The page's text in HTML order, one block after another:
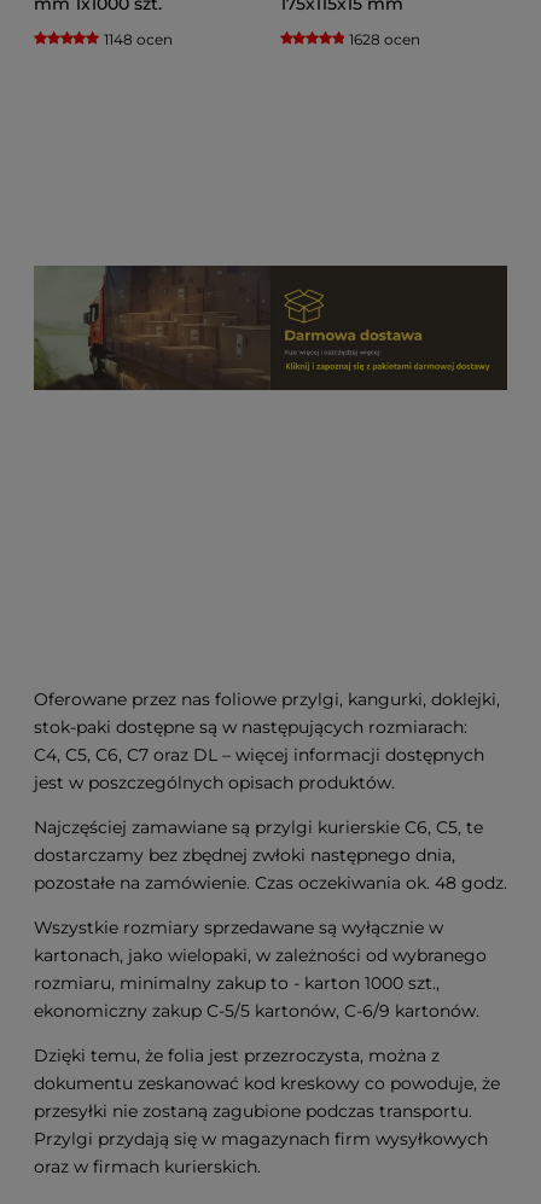
1148 ocen 1628 ocen
Oferowane przez nas foliowe przylgi, kangurki, doklejki,
stok-paki dostępne są w następujących rozmiarach:
C4, C5, C6, C7 oraz DL – więcej informacji dostępnych
jest w poszczególnych opisach produktów.
Najczęściej zamawiane są przylgi kurierskie C6, C5, te
dostarczamy bez zbędnej zwłoki następnego dnia,
pozostałe na zamówienie. Czas oczekiwania ok. 48 godz.
Wszystkie rozmiary sprzedawane są wyłącznie w
kartonach, jako wielopaki, w zależności od wybranego
rozmiaru, minimalny zakup to - karton 1000 szt.,
ekonomiczny zakup C-5/5 kartonów, C-6/9 kartonów.
Dzięki temu, że folia jest przezroczysta, można z
dokumentu zeskanować kod kreskowy co powoduje, że
przesyłki nie zostaną zagubione podczas transportu.
Przylgi przydają się w magazynach firm wysyłkowych
oraz w firmach kurierskich.